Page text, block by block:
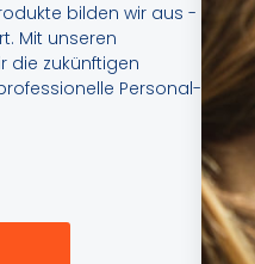
bilden wir aus -
Mit unseren
die zukünftigen
Personal-